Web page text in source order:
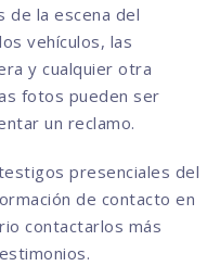
de la escena del
vehículos, las
y cualquier otra
fotos pueden ser
un reclamo.
presenciales del
de contacto en
contactarlos más